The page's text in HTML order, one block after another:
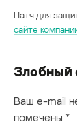
Патч для
сайте
Злобный
Ваш e-mail
помечены *